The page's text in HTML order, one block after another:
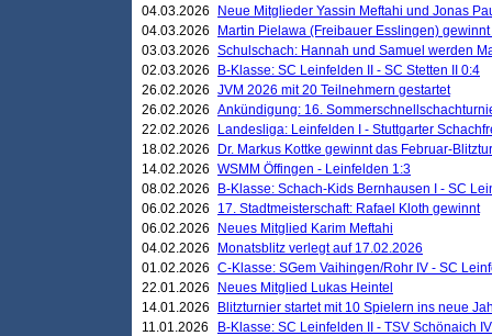
04.03.2026
Neue Mitglieder Yassin Meftahi und Jonas
04.03.2026
Martin Pielawa (Freibauer Esslingen)
03.03.2026 Schulschach: Hannah und Samuel werden
02.03.2026
B-Klasse: SC Leinfelden II - SC Stetten II 0:4
26.02.2026 JVM 2026 mit 20 Teilnehmern gestartet
26.02.2026 Ankündigung: 16.
22.02.2026
Landesliga: Leinfelden I - Stuttgarter
18.02.2026
Dr. Markus Kottke gewinnt das Februar-
14.02.2026 WSMM Öffingen - Leinfelden 1:3
08.02.2026
B-Klasse: Schach-Kids Bernhausen I - SC
06.02.2026
17. Stadtmeisterschaft: Rafael Kloth gewinnt
06.02.2026
Neues Mitglied Karim Meftahi
04.02.2026
Monatsblitz verlegt auf 17.02.2026
01.02.2026 C-Klasse: SGem Vaihingen/Rohr IV - SC
22.01.2026
Neues Mitglied Lukas Heintel
14.01.2026
Blitzturnier startet mit 10 Spielern ins neue
11.01.2026
B-Klasse: SC Leinfelden II - TSV Schönaich